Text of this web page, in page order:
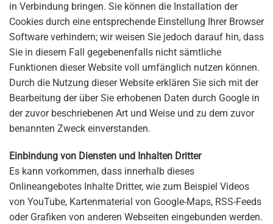
in Verbindung bringen. Sie können die Installation der
Cookies durch eine entsprechende Einstellung Ihrer Browser
Software verhindern; wir weisen Sie jedoch darauf hin, dass
Sie in diesem Fall gegebenenfalls nicht sämtliche
Funktionen dieser Website voll umfänglich nutzen können.
Durch die Nutzung dieser Website erklären Sie sich mit der
Bearbeitung der über Sie erhobenen Daten durch Google in
der zuvor beschriebenen Art und Weise und zu dem zuvor
benannten Zweck einverstanden.
Einbindung von Diensten und Inhalten Dritter
Es kann vorkommen, dass innerhalb dieses
Onlineangebotes Inhalte Dritter, wie zum Beispiel Videos
von YouTube, Kartenmaterial von Google-Maps, RSS-Feeds
oder Grafiken von anderen Webseiten eingebunden werden.